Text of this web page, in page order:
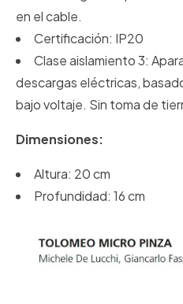
en el cable.
Certificación: IP20
Clase aislamiento 3:
descargas eléctricas,
bajo voltaje. Sin toma de
Dimensiones:
Altura: 20 cm
Profundidad: 16 cm